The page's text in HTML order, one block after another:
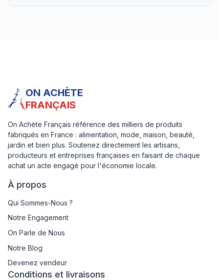
ON ACHÈTE
FRANÇAIS
On Achète Français référence des milliers de produits
fabriqués en France : alimentation, mode, maison, beauté,
jardin et bien plus. Soutenez directement les artisans,
producteurs et entreprises françaises en faisant de chaque
achat un acte engagé pour l'économie locale.
À propos
Qui Sommes-Nous ?
Notre Engagement
On Parle de Nous
Notre Blog
Devenez vendeur
Conditions et livraisons